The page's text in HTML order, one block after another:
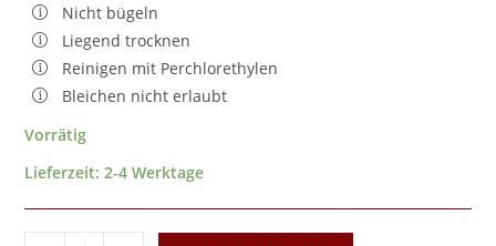
Nicht bügeln
Liegend trocknen
Reinigen mit Perchlorethylen
Bleichen nicht erlaubt
Vorrätig
Lieferzeit:2-4 Werktage